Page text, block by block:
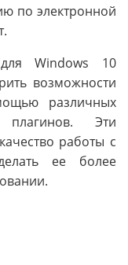
по электронной
Windows 10
возможности
различных
Эти
работы с
ее более